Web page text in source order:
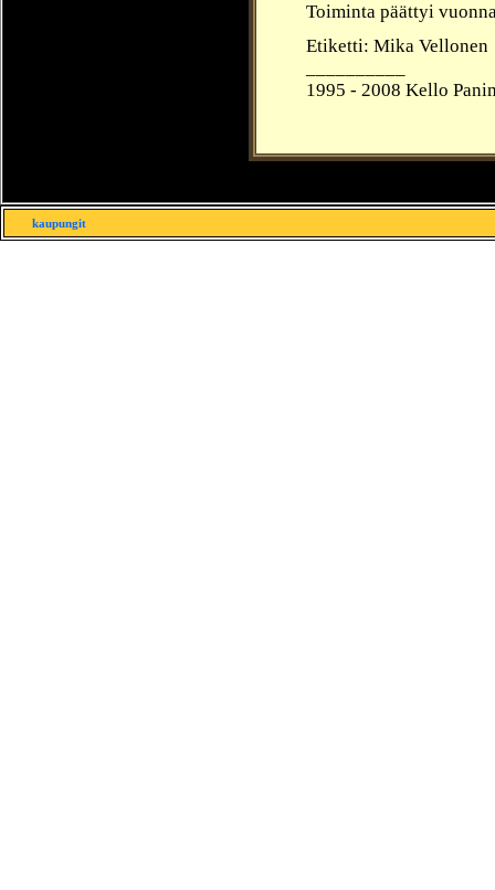
Toiminta päättyi
Etiketti: Mika Vellonen
1995 - 2008 Kello
kaupungit